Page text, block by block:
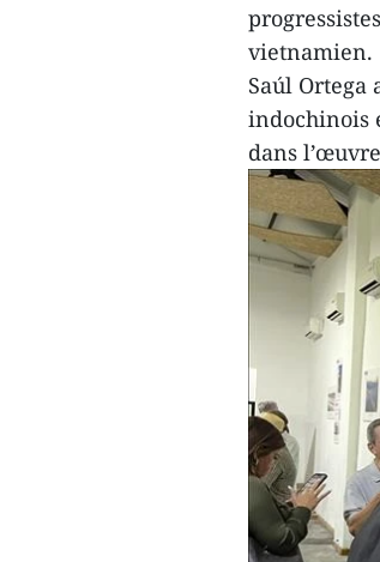
vietnamien.
Saúl Ortega
indochinois
dans